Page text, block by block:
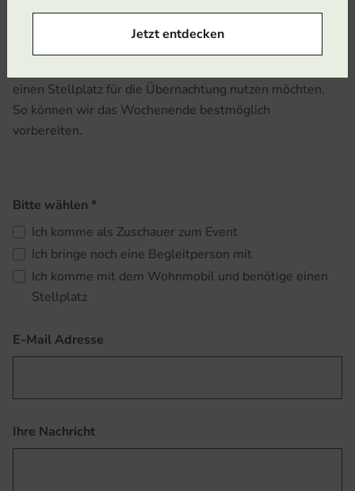
selbst am Parcours teilzunehmen? Dann freuen wir uns
einen Stellplatz für die Übernachtung nutzen möchten.
So können wir das Wochenende bestmöglich
vorbereiten.
Bitte wählen *
Ich komme als Zuschauer zum Event
Ich bringe noch eine Begleitperson mit
Ich komme mit dem Wohnmobil und benötige einen
Stellplatz
E-Mail Adresse
Ihre Nachricht
Jetzt entdecken